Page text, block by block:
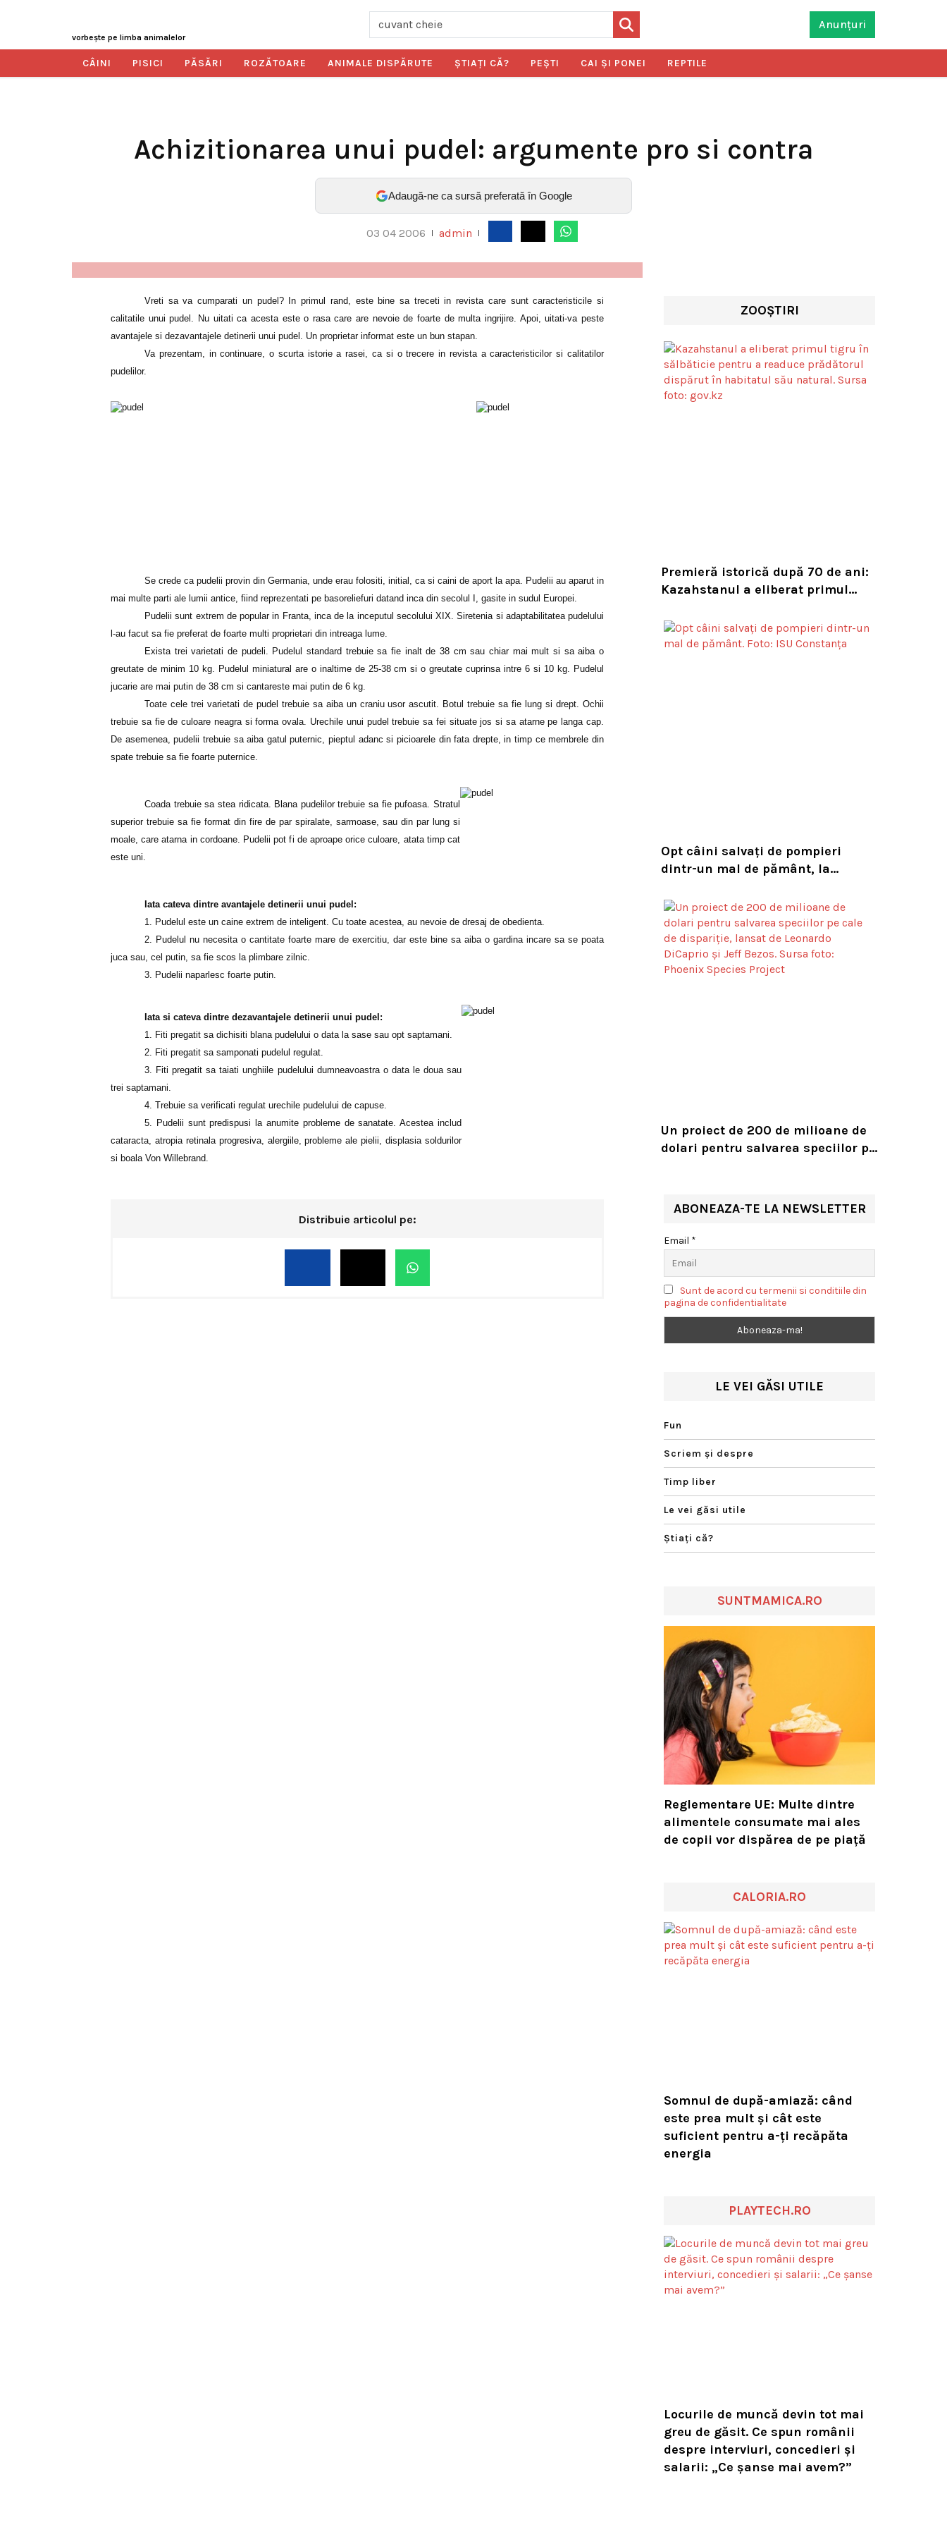
vorbeşte pe limba animalelor
Anunțuri
CÂINI PISICI PĂSĂRI ROZĂTOARE ANIMALE DISPĂRUTE ŞTIAŢI CĂ? PEŞTI CAI ŞI PONEI REPTILE
Achizitionarea unui pudel: argumente pro si contra
Adaugă-ne ca sursă preferată în Google
03 04 2006 admin
Vreti sa va cumparati un pudel? In primul rand, este bine sa treceti in revista care sunt caracteristicile si
calitatile unui pudel. Nu uitati ca acesta este o rasa care are nevoie de foarte de multa ingrijire. Apoi, uitati-va peste
avantajele si dezavantajele detinerii unui pudel. Un proprietar informat este un bun stapan.
Va prezentam, in continuare, o scurta istorie a rasei, ca si o trecere in revista a caracteristicilor si calitatilor
pudelilor.
Se crede ca pudelii provin din Germania, unde erau folositi, initial, ca si caini de aport la apa. Pudelii au aparut in
mai multe parti ale lumii antice, fiind reprezentati pe basoreliefuri datand inca din secolul I, gasite in sudul Europei.
Pudelii sunt extrem de popular in Franta, inca de la inceputul secolului XIX. Siretenia si adaptabilitatea pudelului
l-au facut sa fie preferat de foarte multi proprietari din intreaga lume.
Exista trei varietati de pudeli. Pudelul standard trebuie sa fie inalt de 38 cm sau chiar mai mult si sa aiba o
greutate de minim 10 kg. Pudelul miniatural are o inaltime de 25-38 cm si o greutate cuprinsa intre 6 si 10 kg. Pudelul
jucarie are mai putin de 38 cm si cantareste mai putin de 6 kg.
Toate cele trei varietati de pudel trebuie sa aiba un craniu usor ascutit. Botul trebuie sa fie lung si drept. Ochii
trebuie sa fie de culoare neagra si forma ovala. Urechile unui pudel trebuie sa fei situate jos si sa atarne pe langa cap.
De asemenea, pudelii trebuie sa aiba gatul puternic, pieptul adanc si picioarele din fata drepte, in timp ce membrele din
spate trebuie sa fie foarte puternice.
Coada trebuie sa stea ridicata. Blana pudelilor trebuie sa fie pufoasa. Stratul
superior trebuie sa fie format din fire de par spiralate, sarmoase, sau din par lung si
moale, care atarna in cordoane. Pudelii pot fi de aproape orice culoare, atata timp cat
este uni.
Iata cateva dintre avantajele detinerii unui pudel:
1. Pudelul este un caine extrem de inteligent. Cu toate acestea, au nevoie de dresaj de obedienta.
2. Pudelul nu necesita o cantitate foarte mare de exercitiu, dar este bine sa aiba o gardina incare sa se poata
juca sau, cel putin, sa fie scos la plimbare zilnic.
3. Pudelii naparlesc foarte putin.
Iata si cateva dintre dezavantajele detinerii unui pudel:
1. Fiti pregatit sa dichisiti blana pudelului o data la sase sau opt saptamani.
2. Fiti pregatit sa samponati pudelul regulat.
3. Fiti pregatit sa taiati unghiile pudelului dumneavoastra o data le doua sau
trei saptamani.
4. Trebuie sa verificati regulat urechile pudelului de capuse.
5. Pudelii sunt predispusi la anumite probleme de sanatate. Acestea includ
cataracta, atropia retinala progresiva, alergiile, probleme ale pielii, displasia soldurilor
si boala Von Willebrand.
Distribuie articolul pe:
ZOOȘTIRI
Premieră istorică după 70 de ani:
Kazahstanul a eliberat primul
readuce prădătorul dispărut în
habitatul său natural
Opt câini salvați de pompieri
dintr-un mal de pământ, la
în timpul unor lucrări VIDEO
Un proiect de 200 de milioane de
dolari pentru salvarea speciilor pe
ABONEAZA-TE LA NEWSLETTER
Email *
Sunt de acord cu termenii si conditiile din
pagina de confidentialitate
LE VEI GĂSI UTILE
Fun
Scriem şi despre
Timp liber
Le vei găsi utile
Ştiaţi că?
SUNTMAMICA.RO
Reglementare UE: Multe dintre
alimentele consumate mai ales
de copii vor dispărea de pe piață
CALORIA.RO
Somnul de după-amiază: când
este prea mult și cât este
suficient pentru a-ți recăpăta
energia
PLAYTECH.RO
Locurile de muncă devin tot mai
greu de găsit. Ce spun românii
despre interviuri, concedieri și
salarii: „Ce șanse mai avem?”